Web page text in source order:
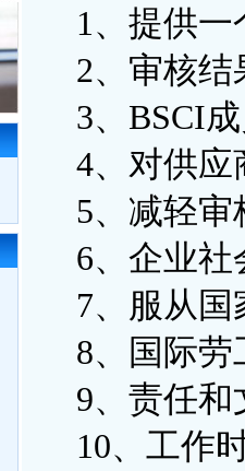
1、提供一
2、审核结
3、BSCI成
4、对供应
5、减轻审
6、企业社
7、服从国
8、国际劳
9、责任和
10、工作